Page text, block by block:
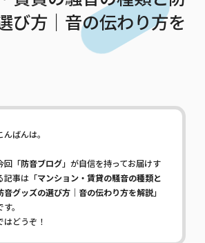
び方｜音の伝わり方を
んばんは。
回「防音ブログ」が自信を持ってお届けす
記事は「マンション・賃貸の騒音の種類と
音グッズの選び方｜音の伝わり方を解説」
す。
はどうぞ！